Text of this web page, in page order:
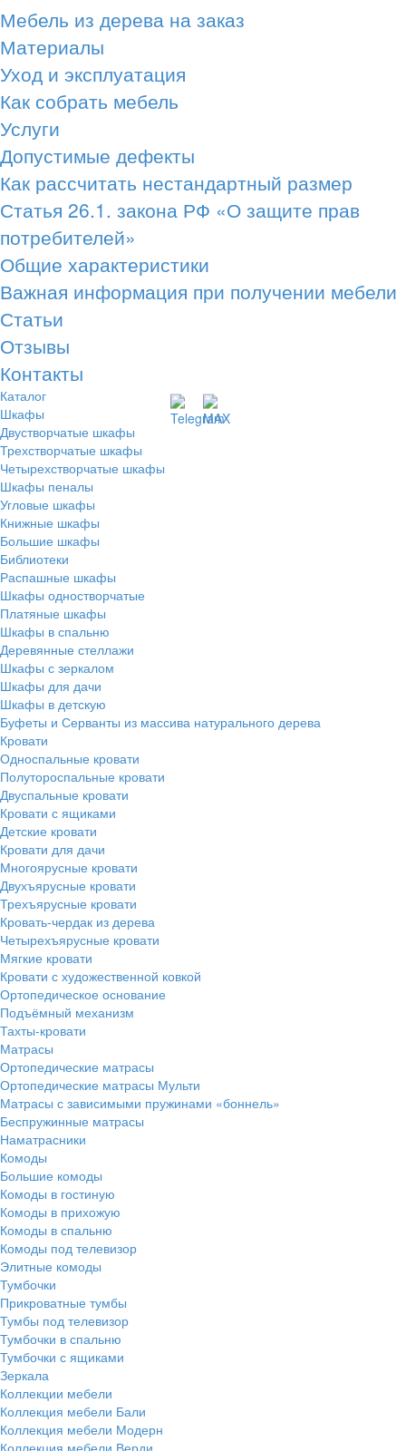
Мебель из дерева на заказ
Материалы
Уход и эксплуатация
Как собрать мебель
Услуги
Допустимые дефекты
Как рассчитать нестандартный размер
Статья 26.1. закона РФ «О защите прав
потребителей»
Общие характеристики
Важная информация при получении мебели
Статьи
Отзывы
Контакты
Каталог
Шкафы
Двустворчатые шкафы
Трехстворчатые шкафы
Четырехстворчатые шкафы
Шкафы пеналы
Угловые шкафы
Книжные шкафы
Большие шкафы
Библиотеки
Распашные шкафы
Шкафы одностворчатые
Платяные шкафы
Шкафы в спальню
Деревянные стеллажи
Шкафы с зеркалом
Шкафы для дачи
Шкафы в детскую
Буфеты и Серванты из массива натурального дерева
Кровати
Односпальные кровати
Полутороспальные кровати
Двуспальные кровати
Кровати с ящиками
Детские кровати
Кровати для дачи
Многоярусные кровати
Двухъярусные кровати
Трехъярусные кровати
Кровать-чердак из дерева
Четырехъярусные кровати
Мягкие кровати
Кровати с художественной ковкой
Ортопедическое основание
Подъёмный механизм
Тахты-кровати
Матрасы
Ортопедические матрасы
Ортопедические матрасы Мульти
Матрасы с зависимыми пружинами «боннель»
Беспружинные матрасы
Наматрасники
Комоды
Большие комоды
Комоды в гостиную
Комоды в прихожую
Комоды в спальню
Комоды под телевизор
Элитные комоды
Тумбочки
Прикроватные тумбы
Тумбы под телевизор
Тумбочки в спальню
Тумбочки с ящиками
Зеркала
Коллекции мебели
Коллекция мебели Бали
Коллекция мебели Модерн
Коллекция мебели Верди